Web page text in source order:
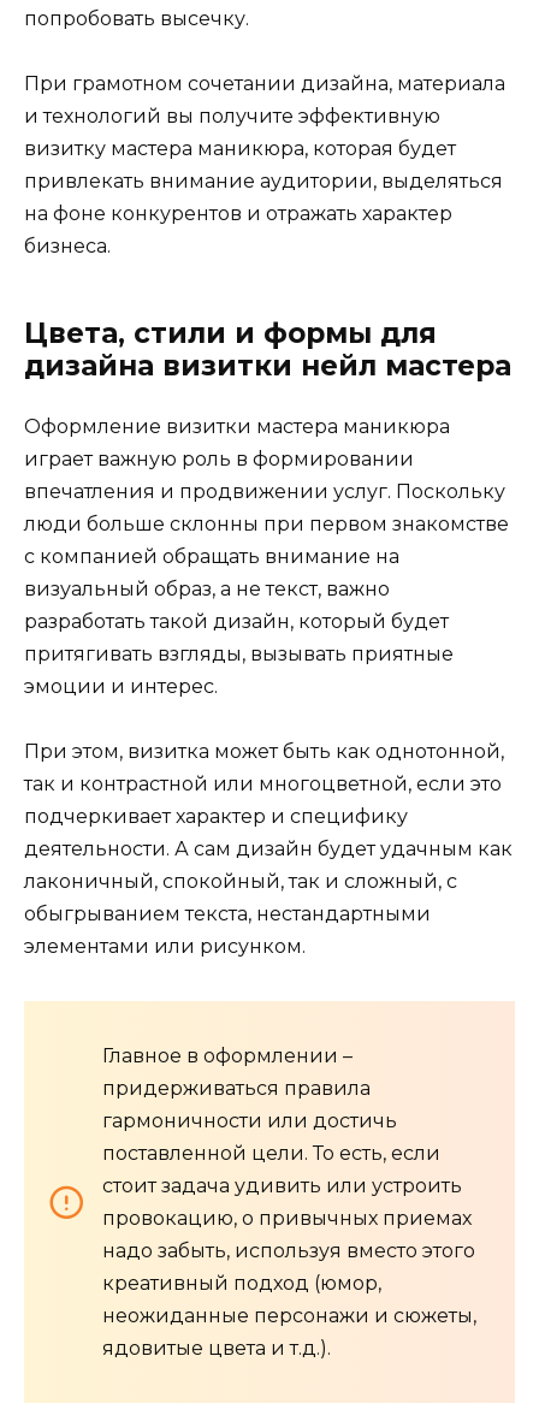
попробовать высечку.
При грамотном сочетании дизайна, материала
и технологий вы получите эффективную
визитку мастера маникюра, которая будет
привлекать внимание аудитории, выделяться
на фоне конкурентов и отражать характер
бизнеса.
Цвета, стили и формы для
дизайна визитки нейл мастера
Оформление визитки мастера маникюра
играет важную роль в формировании
впечатления и продвижении услуг. Поскольку
люди больше склонны при первом знакомстве
с компанией обращать внимание на
визуальный образ, а не текст, важно
разработать такой дизайн, который будет
притягивать взгляды, вызывать приятные
эмоции и интерес.
При этом, визитка может быть как однотонной,
так и контрастной или многоцветной, если это
подчеркивает характер и специфику
деятельности. А сам дизайн будет удачным как
лаконичный, спокойный, так и сложный, с
обыгрыванием текста, нестандартными
элементами или рисунком.
Главное в оформлении –
придерживаться правила
гармоничности или достичь
поставленной цели. То есть, если
стоит задача удивить или устроить
провокацию, о привычных приемах
надо забыть, используя вместо этого
креативный подход (юмор,
неожиданные персонажи и сюжеты,
ядовитые цвета и т.д.).